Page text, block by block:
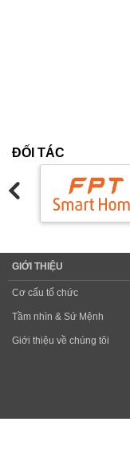
ĐỐI TÁC
GIỚI THIỆU
Cơ cấu tổ chức
Tầm nhìn & Sứ Mệnh
Giới thiệu về chúng tôi